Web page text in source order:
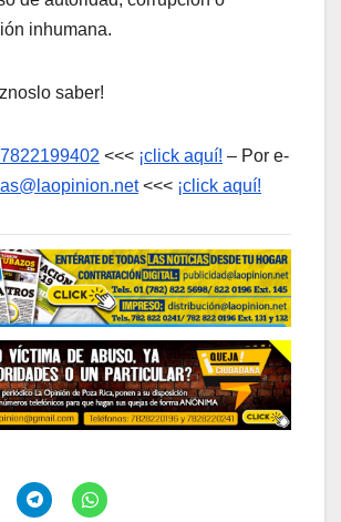
inhumana.
saber!
7822199402 <<< ¡click aquí! – Por e-
<<< ¡click aquí!